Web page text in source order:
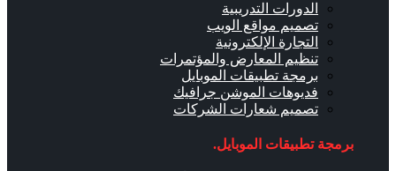
الدورات التدريبية
تصميم مواقع الويب
التجارة الإلكترونية
تنظيم المعارض والمؤتمرات
برمجة تطبيقات الموبايل
فديوهات الموشن جرافيك
تصميم شعارات الشركات
برمجة تطبيقات الموبايل.